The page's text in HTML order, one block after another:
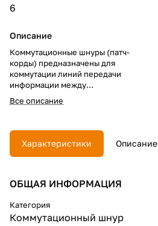
6
Описание
Коммутационные шнуры (патч-
корды) предназначены для
коммутации линий передачи
информации между
различными секциями
коммутационных панелей,
коммутационного или
серверного оборудования к
сети, а также для
информационным розеткам.
является их устойчивость к
многократным нагрузкам на
Все описание
Характеристики Описание
ОБЩАЯ ИНФОРМАЦИЯ
Категория
Коммутационный шнур